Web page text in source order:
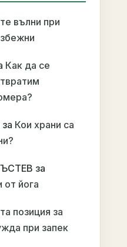
вълни при
Как да се
за Кои храни са
за
от йога
позиция за
при запек